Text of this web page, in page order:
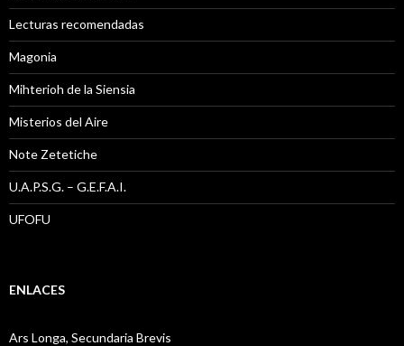
Lecturas recomendadas
Magonia
Mihterioh de la Siensia
Misterios del Aire
Note Zetetiche
U.A.P.S.G. – G.E.F.A.I.
UFOFU
ENLACES
Ars Longa, Secundaria Brevis